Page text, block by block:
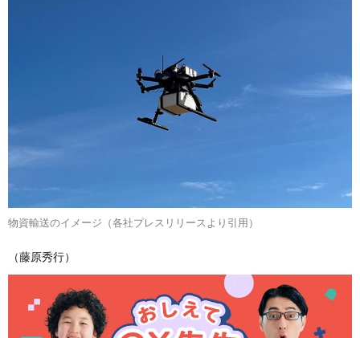
物資輸送のイメージ（各社プレスリリースより引用）
（藤原秀行）